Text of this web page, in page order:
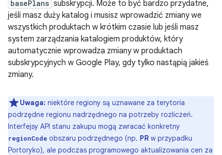
basePlans subskrypcji. Może to być bardzo przydatne,
jeśli masz duży katalog i musisz wprowadzić zmiany we
wszystkich produktach w krótkim czasie lub jeśli masz
system zarządzania katalogiem produktów, który
automatycznie wprowadza zmiany w produktach
subskrypcyjnych w Google Play, gdy tylko nastąpią jakieś
zmiany.
Uwaga: niektóre regiony są uznawane za terytoria
podrzędne regionu nadrzędnego na potrzeby rozliczeń.
Interfejsy API stanu zakupu mogą zwracać konkretny
regionCode obszaru podrzędnego (np. PR w przypadku
Portoryko), ale podczas programowego aktualizowania cen za